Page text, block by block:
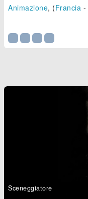
Animazione, (Francia -
Sceneggiatore